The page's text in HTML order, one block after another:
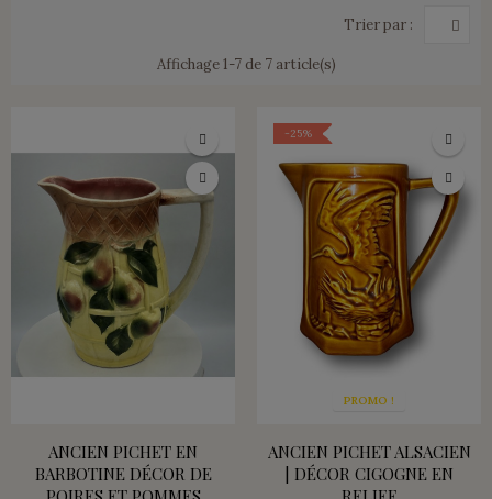
Trier par :
Affichage 1-7 de 7 article(s)
ANCIEN PICHET EN
BARBOTINE DÉCOR DE
PROMO !
-25%
ANCIEN PICHET ALSACIEN
| DÉCOR CIGOGNE EN